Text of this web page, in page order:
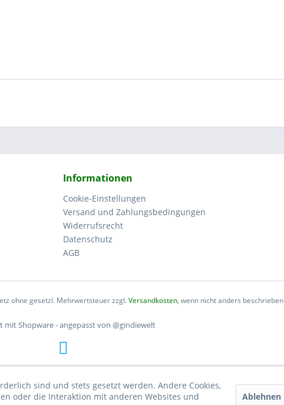
Informationen
Cookie-Einstellungen
Versand und Zahlungsbedingungen
Widerrufsrecht
Datenschutz
AGB
ohne gesetzl. Mehrwertsteuer zzgl.Versandkosten, wenn nicht anders beschrieben
mit Shopware - angepasst von @gindiewelt
sind und stets gesetzt werden. Andere Cookies,
oder die Interaktion mit anderen Websites und
Ablehnen